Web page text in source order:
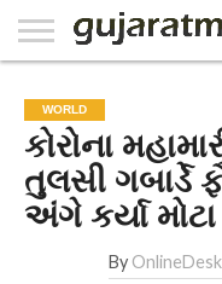
PAPER
NATIONAL
WORLD
BUSINESS
SPORTS
GUJARAT
OPINION
MORE
WORLD
કોરોના
તુલસી ગબાર્ડે
અંગે કર્યા મોટા
By